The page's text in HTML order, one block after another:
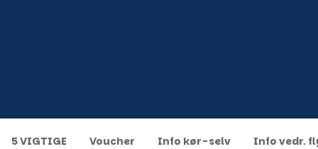
5 VIGTIGE Voucher Info kør-selv Info vedr.